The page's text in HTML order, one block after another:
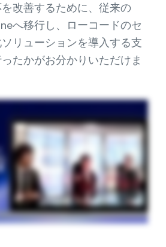
改善するために、従来の
へ移行し、ローコードのセ
リューションを導入する支
たかがお分かりいただけま